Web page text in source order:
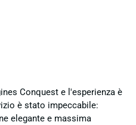
Conquest e l'esperienza è
è stato impeccabile:
elegante e massima